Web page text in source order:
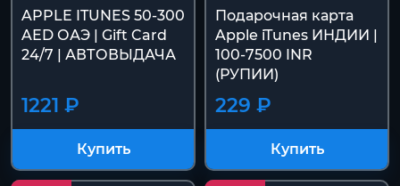
APPLE ITUNES 50-300
AED ОАЭ | Gift Card
24/7 | АВТОВЫДАЧА
1221 ₽
Купить
Подарочная карта
Apple iTunes ИНДИИ |
100-7500 INR
(РУПИИ)
229 ₽
Купить